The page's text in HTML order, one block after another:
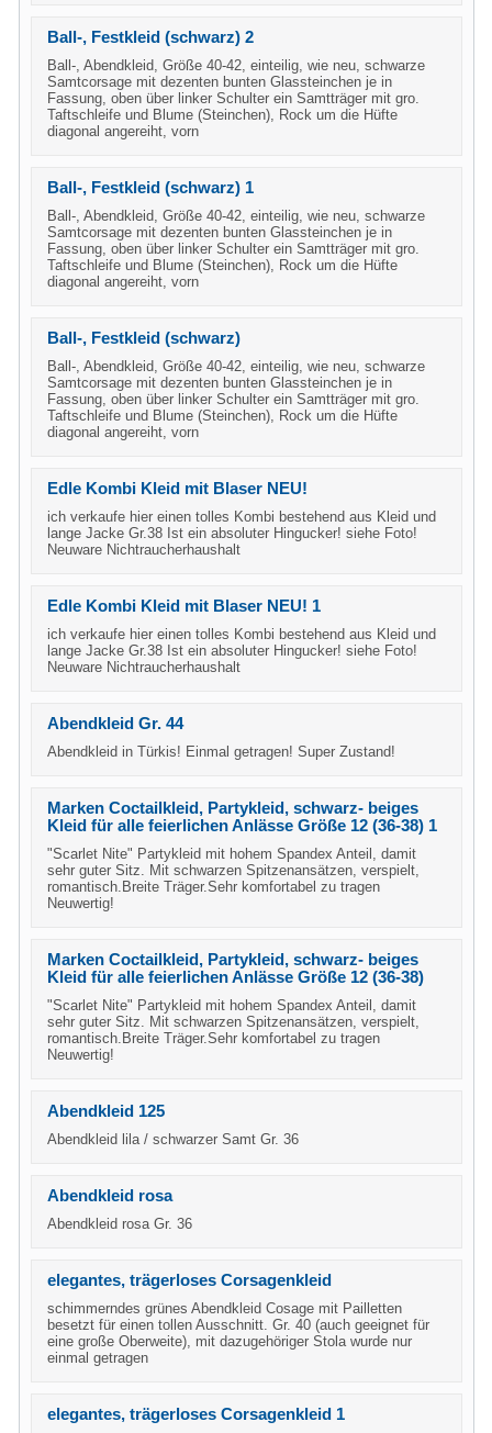
Ball-, Festkleid (schwarz) 2
Ball-, Abendkleid, Größe 40-42, einteilig, wie neu, schwarze
Samtcorsage mit dezenten bunten Glassteinchen je in
Fassung, oben über linker Schulter ein Samtträger mit gro.
Taftschleife und Blume (Steinchen), Rock um die Hüfte
diagonal angereiht, vorn
Ball-, Festkleid (schwarz) 1
Ball-, Abendkleid, Größe 40-42, einteilig, wie neu, schwarze
Samtcorsage mit dezenten bunten Glassteinchen je in
Fassung, oben über linker Schulter ein Samtträger mit gro.
Taftschleife und Blume (Steinchen), Rock um die Hüfte
diagonal angereiht, vorn
Ball-, Festkleid (schwarz)
Ball-, Abendkleid, Größe 40-42, einteilig, wie neu, schwarze
Samtcorsage mit dezenten bunten Glassteinchen je in
Fassung, oben über linker Schulter ein Samtträger mit gro.
Taftschleife und Blume (Steinchen), Rock um die Hüfte
diagonal angereiht, vorn
Edle Kombi Kleid mit Blaser NEU!
ich verkaufe hier einen tolles Kombi bestehend aus Kleid und
lange Jacke Gr.38 Ist ein absoluter Hingucker! siehe Foto!
Neuware Nichtraucherhaushalt
Edle Kombi Kleid mit Blaser NEU! 1
ich verkaufe hier einen tolles Kombi bestehend aus Kleid und
lange Jacke Gr.38 Ist ein absoluter Hingucker! siehe Foto!
Neuware Nichtraucherhaushalt
Abendkleid Gr. 44
Abendkleid in Türkis! Einmal getragen! Super Zustand!
Marken Coctailkleid, Partykleid, schwarz- beiges
Kleid für alle feierlichen Anlässe Größe 12 (36-38) 1
"Scarlet Nite" Partykleid mit hohem Spandex Anteil, damit
sehr guter Sitz. Mit schwarzen Spitzenansätzen, verspielt,
romantisch.Breite Träger.Sehr komfortabel zu tragen
Neuwertig!
Marken Coctailkleid, Partykleid, schwarz- beiges
Kleid für alle feierlichen Anlässe Größe 12 (36-38)
"Scarlet Nite" Partykleid mit hohem Spandex Anteil, damit
sehr guter Sitz. Mit schwarzen Spitzenansätzen, verspielt,
romantisch.Breite Träger.Sehr komfortabel zu tragen
Neuwertig!
Abendkleid 125
Abendkleid lila / schwarzer Samt Gr. 36
Abendkleid rosa
Abendkleid rosa Gr. 36
elegantes, trägerloses Corsagenkleid
schimmerndes grünes Abendkleid Cosage mit Pailletten
besetzt für einen tollen Ausschnitt. Gr. 40 (auch geeignet für
eine große Oberweite), mit dazugehöriger Stola wurde nur
einmal getragen
elegantes, trägerloses Corsagenkleid 1